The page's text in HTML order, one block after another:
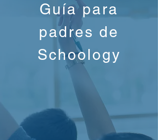
Guía para
padres de
Schoology